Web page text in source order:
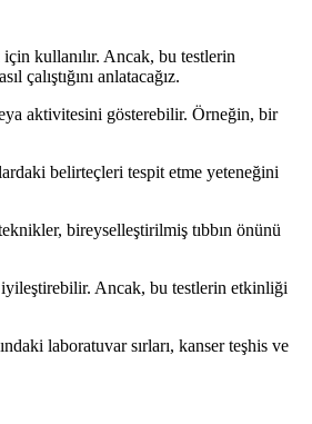
kullanılır. Ancak, bu testlerin
anlatacağız.
aktivitesini gösterebilir. Örneğin, bir
belirteçleri tespit etme yeteneğini
bireyselleştirilmiş tıbbın önünü
iyileştirebilir. Ancak, bu testlerin etkinliği
laboratuvar sırları, kanser teşhis ve